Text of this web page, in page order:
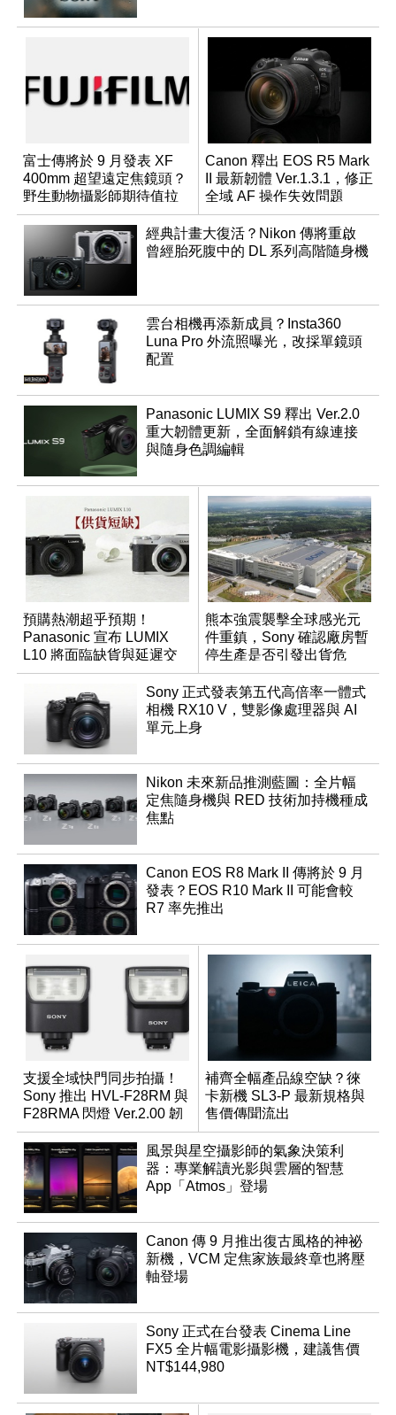
富士傳將於 9 月發表 XF
400mm 超望遠定焦鏡頭？
野生動物攝影師期待值拉
滿
Canon 釋出 EOS R5 Mark
II 最新韌體 Ver.1.3.1，修正
全域 AF 操作失效問題
經典計畫大復活？Nikon 傳將重啟
曾經胎死腹中的 DL 系列高階隨身機
雲台相機再添新成員？Insta360
Luna Pro 外流照曝光，改採單鏡頭
配置
Panasonic LUMIX S9 釋出 Ver.2.0
重大韌體更新，全面解鎖有線連接
與隨身色調編輯
預購熱潮超乎預期！
Panasonic 宣布 LUMIX
L10 將面臨缺貨與延遲交
貨時間
熊本強震襲擊全球感光元
件重鎮，Sony 確認廠房暫
停生產是否引發出貨危
機？
Sony 正式發表第五代高倍率一體式
相機 RX10 V，雙影像處理器與 AI
單元上身
Nikon 未來新品推測藍圖：全片幅
定焦隨身機與 RED 技術加持機種成
焦點
Canon EOS R8 Mark II 傳將於 9 月
發表？EOS R10 Mark II 可能會較
R7 率先推出
支援全域快門同步拍攝！
Sony 推出 HVL-F28RM 與
F28RMA 閃燈 Ver.2.00 韌
體
補齊全幅產品線空缺？徠
卡新機 SL3-P 最新規格與
售價傳聞流出
風景與星空攝影師的氣象決策利
器：專業解讀光影與雲層的智慧
App「Atmos」登場
Canon 傳 9 月推出復古風格的神祕
新機，VCM 定焦家族最終章也將壓
軸登場
Sony 正式在台發表 Cinema Line
FX5 全片幅電影攝影機，建議售價
NT$144,980